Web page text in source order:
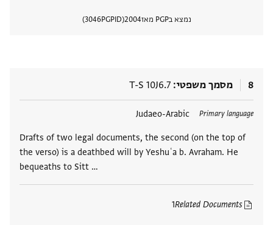
נמצא בPGP מאז 2004
PGPID
3046
8 מסמך משפטי T-S 10J6.7
Primary language
Judaeo-Arabic
Drafts of two legal documents, the second (on the top of
the verso) is a deathbed will by Yeshuʿa b. Avraham. He
bequeaths to Sitt …
Related Documents
1
תגים